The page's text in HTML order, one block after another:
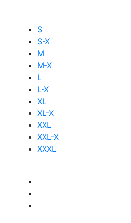
S
S-X
M
M-X
L
L-X
XL
XL-X
XXL
XXL-X
XXXL